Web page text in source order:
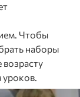
Чтобы
наборы
уроков.